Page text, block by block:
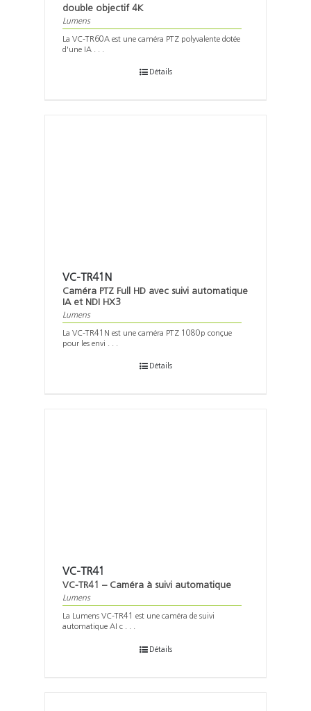
double objectif 4K
Lumens
La VC-TR60A est une caméra PTZ polyvalente dotée
d'une IA . . .
Détails
VC-TR41N
Caméra PTZ Full HD avec suivi automatique
IA et NDI HX3
Lumens
La VC-TR41N est une caméra PTZ 1080p conçue
pour les envi . . .
Détails
VC-TR41
VC-TR41 – Caméra à suivi automatique
Lumens
La Lumens VC-TR41 est une caméra de suivi
automatique AI c . . .
Détails